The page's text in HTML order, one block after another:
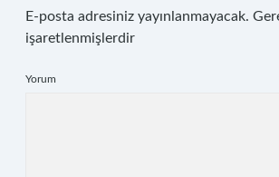
E-posta adresiniz yayınlanmayacak.
işaretlenmişlerdir
Yorum